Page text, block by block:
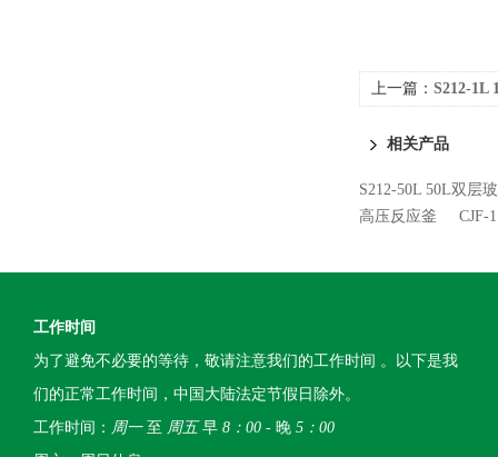
上一篇： S212-1L
相关产品
S212-50L 50L双层
高压反应釜
CJF-
工作时间
为了避免不必要的等待，敬请注意我们的工作时间 。以下是我
们的正常工作时间，中国大陆法定节假日除外。
工作时间： 周一至 周五早 8：00 - 晚 5：00